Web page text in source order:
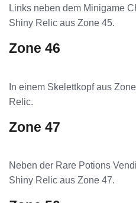
Links neben dem Minigame
Shiny Relic aus Zone 45.
Zone 46
In einem Skelettkopf aus
Relic.
Zone 47
Neben der Rare Potions
Shiny Relic aus Zone 47.